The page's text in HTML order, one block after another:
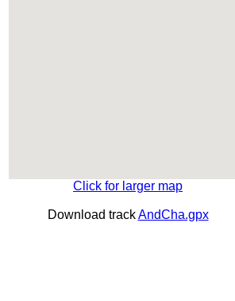
Click for larger map
Download trackAndCha.gpx